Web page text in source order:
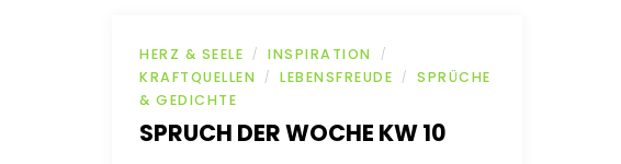
HERZ & SEELE / INSPIRATION /
KRAFTQUELLEN / LEBENSFREUDE /
SPRÜCHE
& GEDICHTE
SPRUCH DER WOCHE KW 10